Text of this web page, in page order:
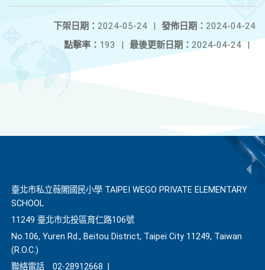
發佈日期： 2024-04-24
下架日期： 2024-05-24
|
最後更新日期： 2024-04-24 |
點擊率： 193 |
臺北市私立薇閣國民小學 TAIPEI WEGO PRIVATE ELEMENTARY
SCHOOL
11249 臺北市北投區育仁路106號
No.106, Yuren Rd., Beitou District, Taipei City 11249, Taiwan
(R.O.C.)
聯絡電話
02-28912668